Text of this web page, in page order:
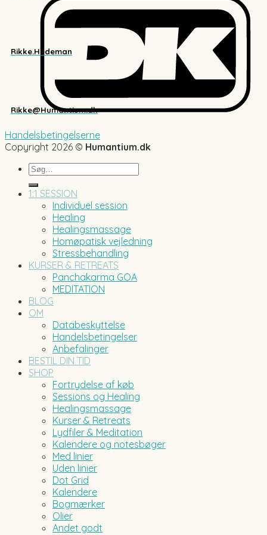
Rikke.Hedeman
Rikke@Humantium.dk
Handelsbetingelserne
Copyright 2026 © Humantium.dk
Søg
efter:
1:1 SESSION
Individuel session
Healing
Healingsmassage
Homøpatisk vejledning
Stressbehandling
KURSER & RETREATS
Panchakarma GOA
MEDITATION
BLOG
OM
Databeskyttelse
Handelsbetingelser
Anbefalinger
BESTIL DIN TID
SHOP
Fortrydelse af køb
Sessions og Healing
Healingsmassage
Kurser & Retreats
Lydfiler & Meditation
Kalendere og notesbøger
Med linier
Uden linier
Dot Grid
Kalendere
Bogmærker
Olier
Andet godt